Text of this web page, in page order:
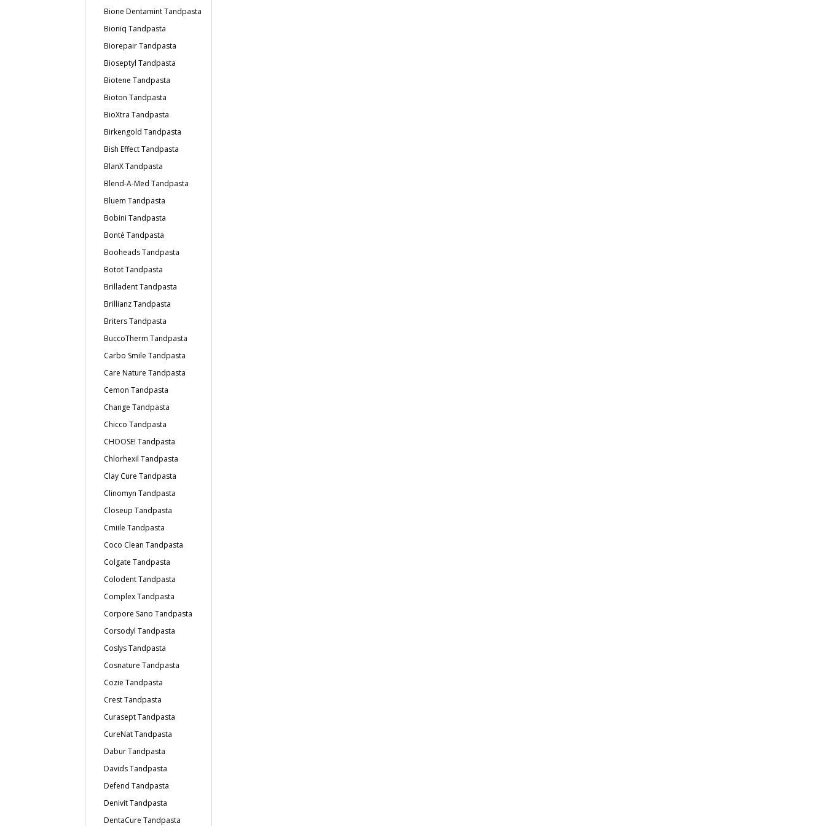
Bione Dentamint Tandpasta
Bioniq Tandpasta
Biorepair Tandpasta
Bioseptyl Tandpasta
Biotene Tandpasta
Bioton Tandpasta
BioXtra Tandpasta
Birkengold Tandpasta
Bish Effect Tandpasta
BlanX Tandpasta
Blend-A-Med Tandpasta
Bluem Tandpasta
Bobini Tandpasta
Bonté Tandpasta
Booheads Tandpasta
Botot Tandpasta
Brilladent Tandpasta
Brillianz Tandpasta
Briters Tandpasta
BuccoTherm Tandpasta
Carbo Smile Tandpasta
Care Nature Tandpasta
Cemon Tandpasta
Change Tandpasta
Chicco Tandpasta
CHOOSE! Tandpasta
Chlorhexil Tandpasta
Clay Cure Tandpasta
Clinomyn Tandpasta
Closeup Tandpasta
Cmiile Tandpasta
Coco Clean Tandpasta
Colgate Tandpasta
Colodent Tandpasta
Complex Tandpasta
Corpore Sano Tandpasta
Corsodyl Tandpasta
Coslys Tandpasta
Cosnature Tandpasta
Cozie Tandpasta
Crest Tandpasta
Curasept Tandpasta
CureNat Tandpasta
Dabur Tandpasta
Davids Tandpasta
Defend Tandpasta
Denivit Tandpasta
DentaCure Tandpasta